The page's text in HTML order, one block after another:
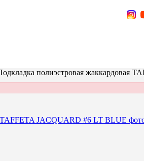
полиэстровая жаккардовая